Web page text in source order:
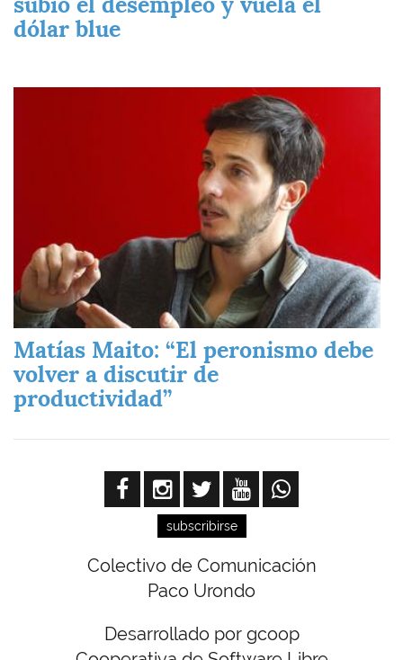
dólar blue
Matías Maito: “El peronismo debe
volver a discutir de
productividad”
subscribirse
Colectivo de Comunicación
Paco Urondo
Desarrollado por gcoop